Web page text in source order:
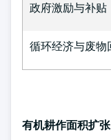
政府激励与补贴
循环经济与废物
有机耕作面积扩张